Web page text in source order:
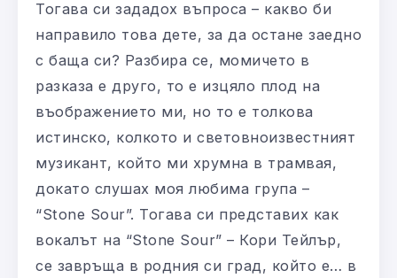
Тогава си зададох въпроса – какво би
направило това дете, за да остане заедно
с баща си? Разбира се, момичето в
разказа е друго, то е изцяло плод на
въображението ми, но то е толкова
истинско, колкото и световноизвестният
музикант, който ми хрумна в трамвая,
докато слушах моя любима група –
“Stone Sour”. Тогава си представих как
вокалът на “Stone Sour” – Кори Тейлър,
се завръща в родния си град, който е… в